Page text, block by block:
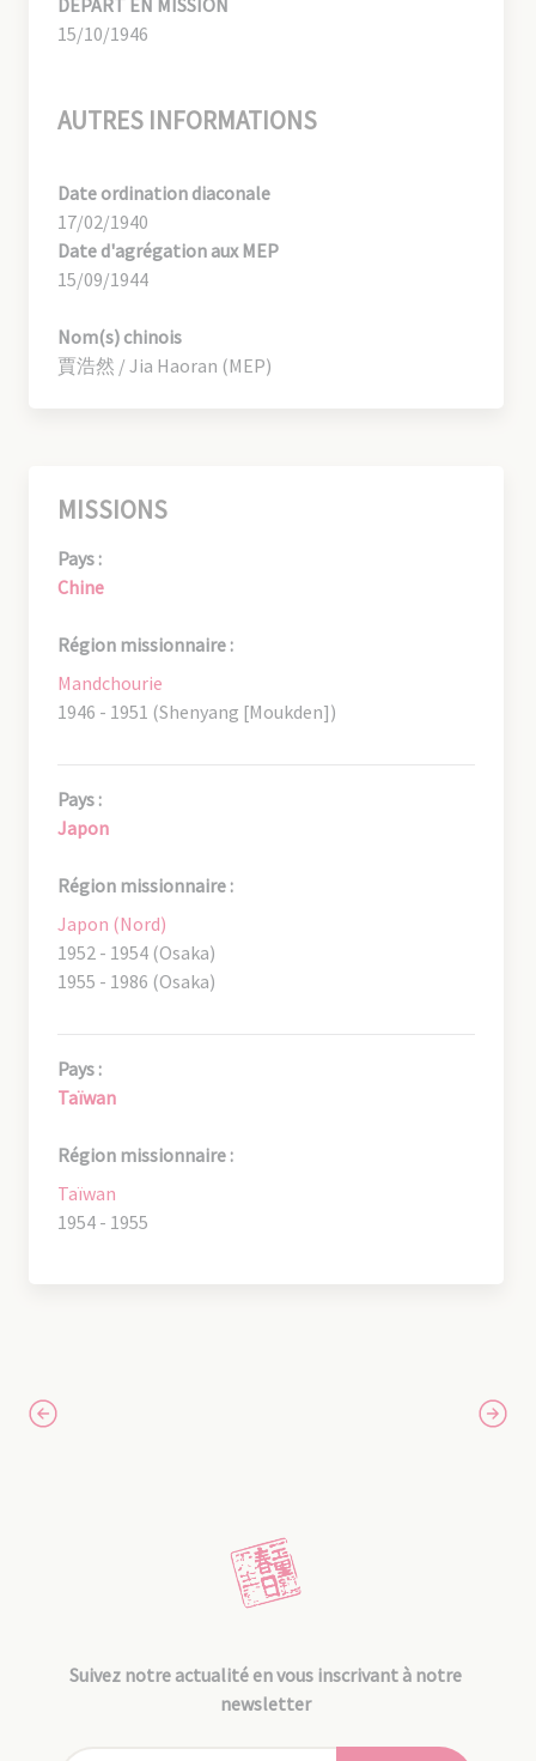
DÉPART EN MISSION
15/10/1946
AUTRES INFORMATIONS
Date ordination diaconale
17/02/1940
Date d'agrégation aux MEP
15/09/1944
Nom(s) chinois
賈浩然 / Jia Haoran (MEP)
MISSIONS
Pays :
Chine
Région missionnaire :
Mandchourie
1946 - 1951 (Shenyang [Moukden])
Pays :
Japon
Région missionnaire :
Japon (Nord)
1952 - 1954 (Osaka)
1955 - 1986 (Osaka)
Pays :
Taïwan
Région missionnaire :
Taïwan
1954 - 1955
Suivez notre actualité en vous inscrivant à notre
newsletter